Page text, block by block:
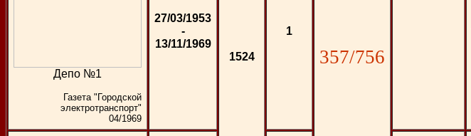
Депо №1
Газета "Городской
электротранспорт"
04/1969
27/03/1953
-
13/11/1969
1524
1
357/756